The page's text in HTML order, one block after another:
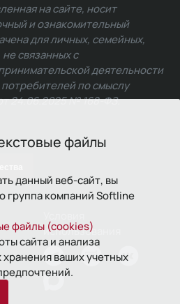
файлы
данный веб-сайт, вы
группа компаний Softline
файлы (cookies)
сайта и анализа
ваших учетных
на сайте, носит
и ознакомительный
для личных, семейных,
связанных с
деятельности
по смыслу
24.06.2025 № 168-ФЗ.
использования